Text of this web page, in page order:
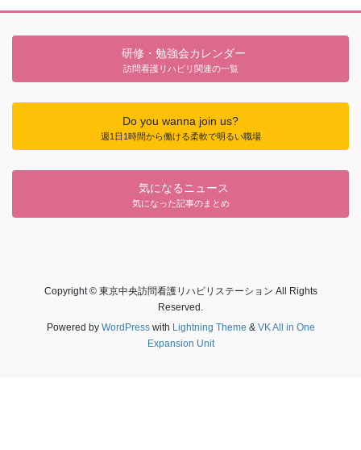
研修・勉強会カレンダー
訪問看護リハビリ関連の一覧
Do you wanna join us?
週1日1時間から働ける柔軟で明るい職場
気になるニュース
気になった記事のまとめ
Copyright © 東京中央訪問看護リハビリステーション All Rights
Reserved.
Powered by WordPresswith Lightning Theme & VK All in One
Expansion Unit